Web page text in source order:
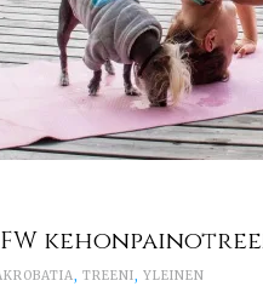
, TREENI, YLEINEN